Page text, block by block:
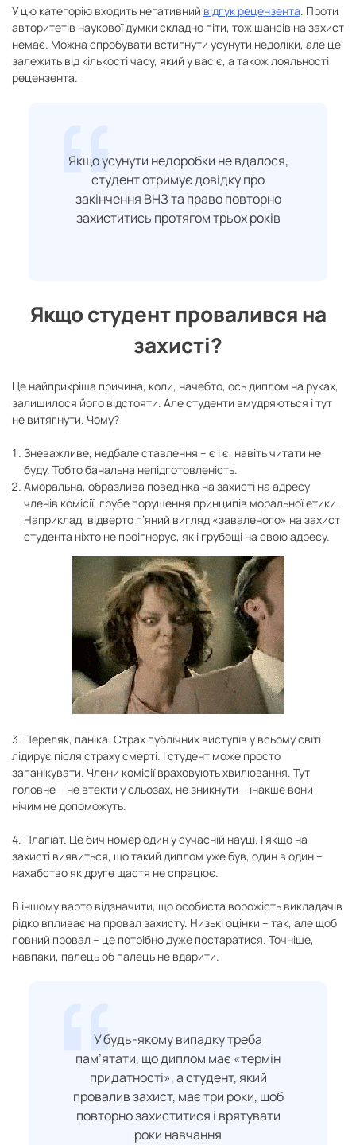
У цю категорію входить негативний відгук рецензента. Проти
авторитетів наукової думки складно піти, тож шансів на захист
немає. Можна спробувати встигнути усунути недоліки, але це
залежить від кількості часу, який у вас є, а також лояльності
рецензента.
Якщо усунути недоробки не вдалося,
студент отримує довідку про
закінчення ВНЗ та право повторно
захиститись протягом трьох років
Якщо студент провалився на
захисті?
Це найприкріша причина, коли, начебто, ось диплом на руках,
залишилося його відстояти. Але студенти вмудряються і тут
не витягнути. Чому?
Зневажливе, недбале ставлення – є і є, навіть читати не
буду. Тобто банальна непідготовленість.
Аморальна, образлива поведінка на захисті на адресу
членів комісії, грубе порушення принципів моральної етики.
Наприклад, відверто п’яний вигляд «заваленого» на захист
студента ніхто не проігнорує, як і грубощі на свою адресу.
3. Переляк, паніка. Страх публічних виступів у всьому світі
лідирує після страху смерті. І студент може просто
запанікувати. Члени комісії враховують хвилювання. Тут
головне – не втекти у сльозах, не зникнути – інакше вони
нічим не допоможуть.
4. Плагіат. Це бич номер один у сучасній науці. І якщо на
захисті виявиться, що такий диплом уже був, один в один –
нахабство як друге щастя не спрацює.
В іншому варто відзначити, що особиста ворожість викладачів
рідко впливає на провал захисту. Низькі оцінки – так, але щоб
повний провал – це потрібно дуже постаратися. Точніше,
навпаки, палець об палець не вдарити.
У будь-якому випадку треба
пам’ятати, що диплом має «термін
придатності», а студент, який
провалив захист, має три роки, щоб
повторно захиститися і врятувати
роки навчання